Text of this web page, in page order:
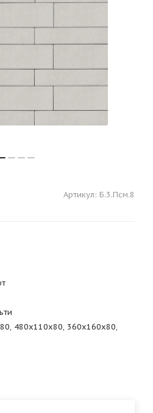
Артикул: Б.3.Псм.8
480х110х80, 360х160х80,